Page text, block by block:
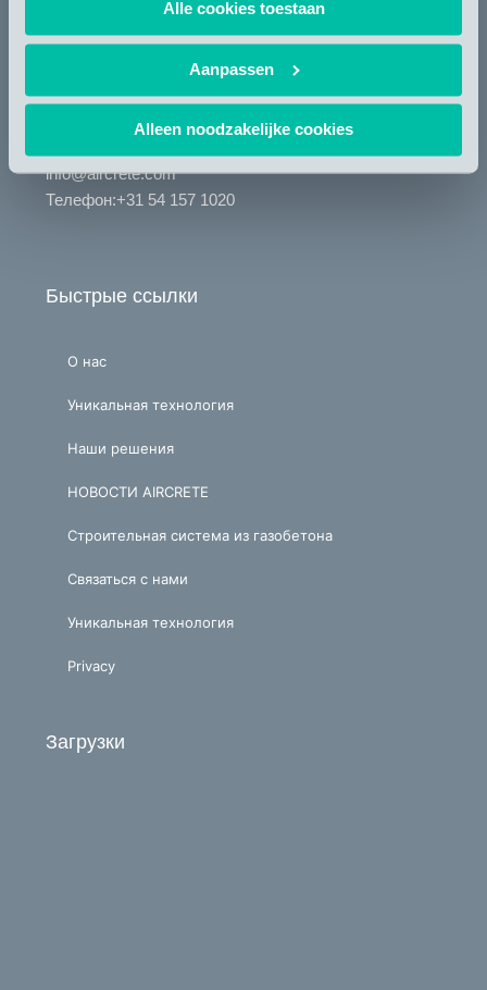
Alle cookies toestaan
Aanpassen
Alleen noodzakelijke cookies
Aircrete Europe
7575 EJ Oldenzaal
The Netherlands
info@aircrete.com
Телефон:+31 54 157 1020
Быстрые ссылки
О нас
Уникальная технология
Наши решения
НОВОСТИ AIRCRETE
Строительная система из газобетона
Связаться с нами
Уникальная технология
Privacy
Загрузки